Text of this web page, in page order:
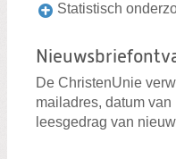
Statistisch
De ChristenUnie
mailadres, datum
leesgedrag van